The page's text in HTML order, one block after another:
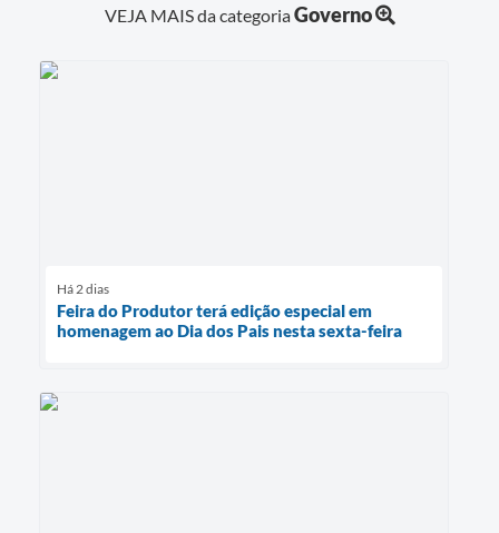
VEJA MAIS da categoriaGoverno
Há 2 dias
Feira do Produtor terá edição especial em
homenagem ao Dia dos Pais nesta sexta-feira